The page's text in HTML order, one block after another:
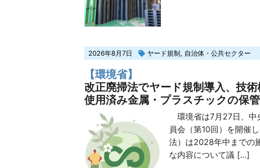
2026年8月7日 ヤード規制, 自治体・公共セクター
【環境省】
改正廃掃法でヤード規制導入、技
使用済み金属・プラスチックの保
環境省は7月27日、中
員会（第10回）を開催
法）は2028年中までの
な内容について議 […]